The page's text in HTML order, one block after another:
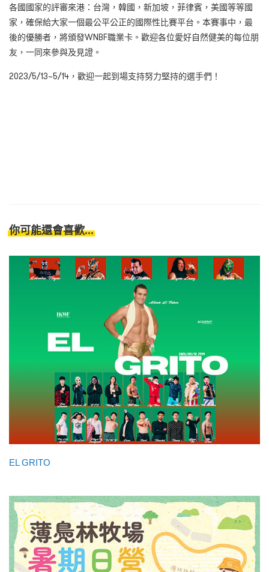
各國國家的評審來港：台灣，韓國，新加坡，菲律賓，美國等等國
家，確保給大家一個最公平公正的國際性比賽平台。本賽事中，最
後的優勝者，將頒發WNBF職業卡。歡迎各位愛好自然健美的每位朋
友，一同來參與及見證。
2023/5/13~5/14，歡迎一起到場支持努力堅持的選手們！
你可能還會喜歡...
EL GRITO